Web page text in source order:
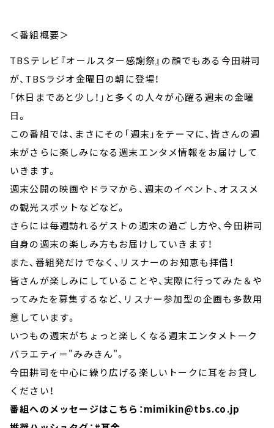
＜番組概要＞
TBSテレビ『オールスター感謝祭』の顔でもある今田耕司
が、TBSラジオ金曜日の朝に登場！
「休日まであと少し！」と多くの人々が心躍る週末の金曜
日。
この番組では、まさにその「週末」をテーマに、皆さんの週
末がさらに楽しみになる週末エンタメ情報をお届けして
いきます。
週末公開の映画やドラマから、週末のイベント、オススメ
の観光スポットなどなど。
さらには毎週訪れるゲストの週末の過ごし方や、今田耕司
自身の週末の楽しみ方もお届けしていきます！
また、番組発だけでなく、リスナーのお知恵も拝借！
皆さんが楽しみにしていることや、実際に行ってみた＆や
ってみたを募集するなど、リスナー参加型の企画も多数用
意しています。
いつもの週末がちょっと楽しくなる週末エンタメトーク
バラエティ＝"みみきん"。
今田耕司を中心に繰り広げる楽しいトークに耳をお貸し
ください！
番組へのメッセージはこちら：mimikin@tbs.co.jp